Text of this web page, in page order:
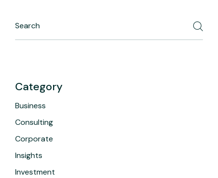
Category
Business
Consulting
Corporate
Insights
Investment